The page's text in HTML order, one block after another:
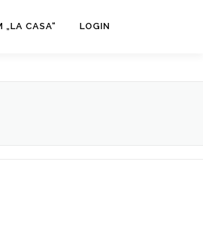
„LA CASA“ LOGIN